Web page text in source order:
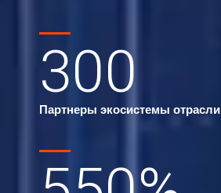
300
Партнеры экосистемы отрасли